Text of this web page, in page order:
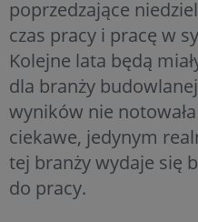
poprzedzające
czas pracy i pracę w
Kolejne lata będą
dla branży
wyników nie
ciekawe, jedynym
tej branży wydaje się
do pracy.